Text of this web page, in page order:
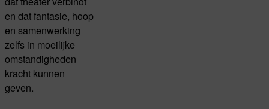
en dat fantasie, hoop
en samenwerking
zelfs in moeilijke
omstandigheden
kracht kunnen
geven.